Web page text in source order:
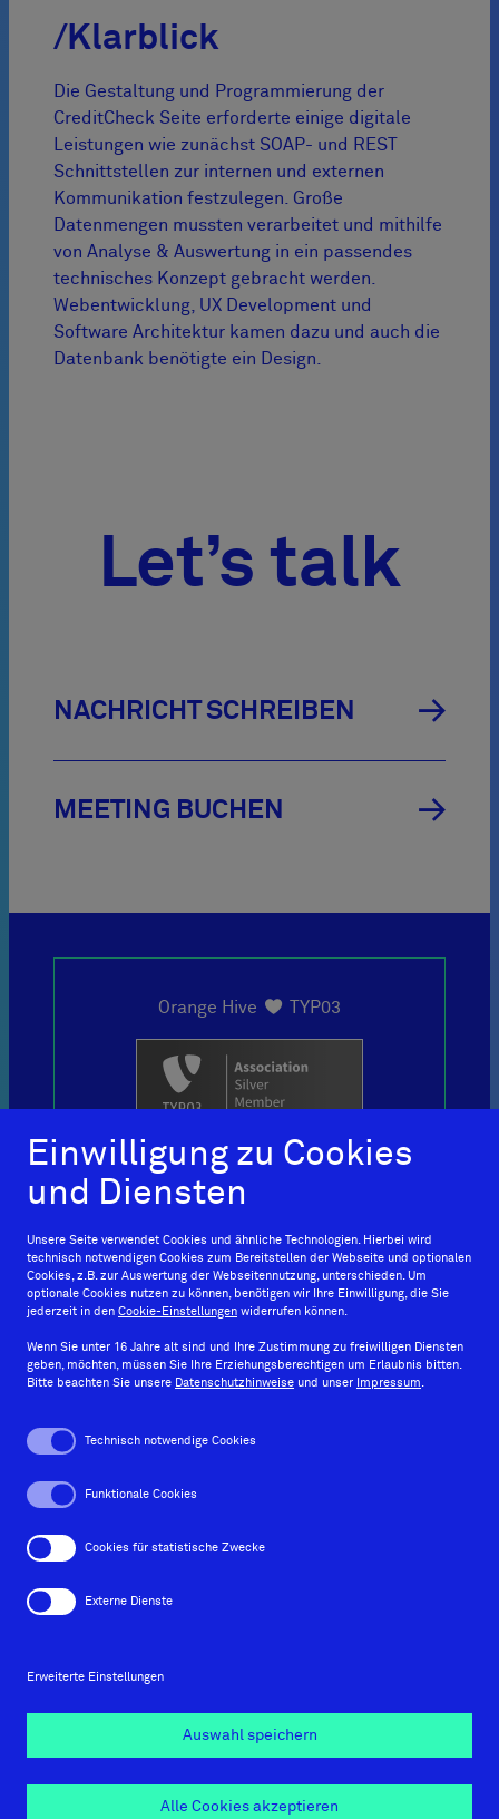
/Klarblick
Die Gestaltung und Programmierung der
CreditCheck Seite erforderte einige digitale
Leistungen wie zunächst SOAP- und REST
Schnittstellen zur internen und externen
Kommunikation festzulegen. Große
Datenmengen mussten verarbeitet und mithilfe
von Analyse & Auswertung in ein passendes
technisches Konzept gebracht werden.
Webentwicklung, UX Development und
Software Architektur kamen dazu und auch die
Datenbank benötigte ein Design.
Let’s talk
NACHRICHT SCHREIBEN 
MEETING BUCHEN 
Orange Hive  loves
TYP03
+49 69
150466010
Facebook
Cookie-Einstellungen
© 2026 Orange Hive GmbH
Einwilligung zu Cookies
und Diensten
Unsere Seite verwendet Cookies und ähnliche Technologien. Hierbei wird
technisch notwendigen Cookies zum Bereitstellen der Webseite und optionalen
Cookies, z.B. zur Auswertung der Webseitennutzung, unterschieden. Um
optionale Cookies nutzen zu können, benötigen wir Ihre Einwilligung, die Sie
jederzeit in den Cookie-Einstellungen widerrufen können.
Wenn Sie unter 16 Jahre alt sind und Ihre Zustimmung zu freiwilligen Diensten
geben, möchten, müssen Sie Ihre Erziehungsberechtigen um Erlaubnis bitten.
Bitte beachten Sie unsere Datenschutzhinweise und unser Impressum
Technisch notwendige Cookies
Funktionale Cookies
Cookies für statistische Zwecke
Externe Dienste
Erweiterte Einstellungen
Auswahl speichern
Alle Cookies akzeptieren